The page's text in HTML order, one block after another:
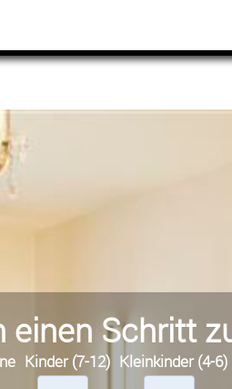
einen Schritt
Kinder (7-12) Kleinkinder (4-6)